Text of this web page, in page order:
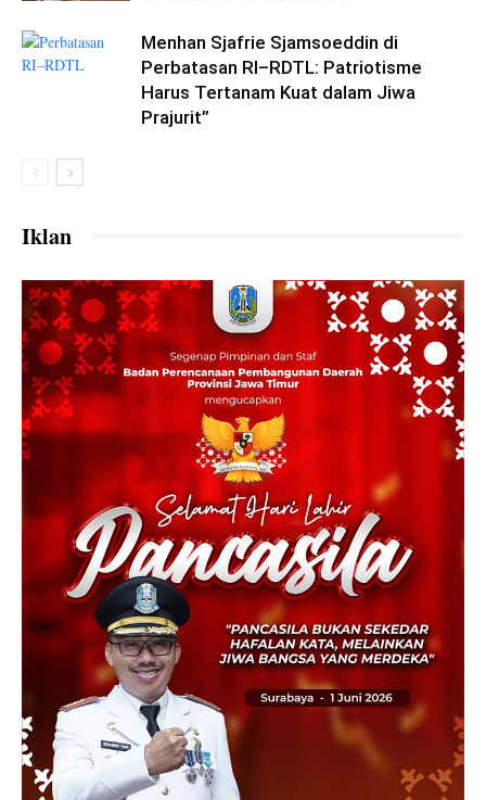
Menhan Sjafrie Sjamsoeddin di
Perbatasan RI–RDTL: Patriotisme
Harus Tertanam Kuat dalam Jiwa
Prajurit”
Iklan